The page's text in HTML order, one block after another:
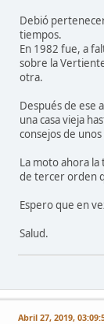
Debió
tiempos.
En 1982 fue, a
sobre la
otra.
Después de ese
una casa vieja
consejos de
La moto ahora
de tercer orden
Espero que en
Salud.
Abril 27, 2019,